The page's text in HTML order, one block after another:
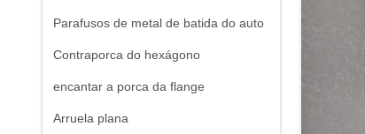
Parafusos de metal de batida do auto
Contraporca do hexágono
encantar a porca da flange
Arruela plana